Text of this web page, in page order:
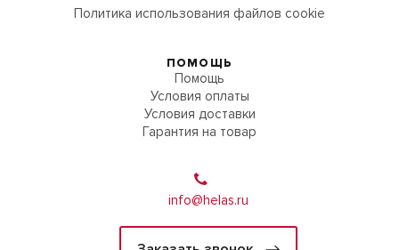
Политика использования файлов cookie
ПОМОЩЬ
Помощь
Условия оплаты
Условия доставки
Гарантия на товар
info@helas.ru